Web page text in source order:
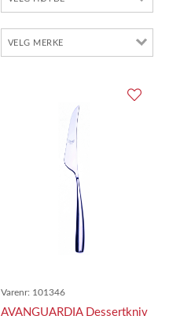
Varenr: 101346
AVANGUARDIA Dessertkniv